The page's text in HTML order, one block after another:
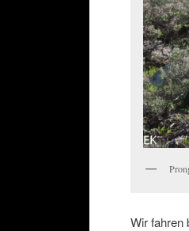
Wir fahren